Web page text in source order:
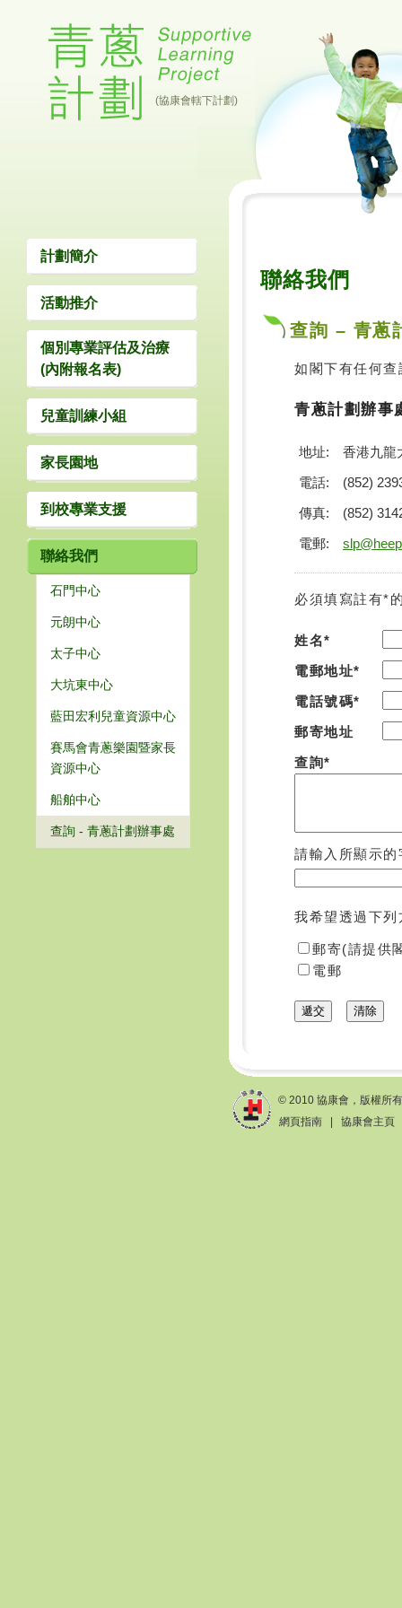
(協康會轄下計劃)
計劃簡介
活動推介
個別專業評估及治療
(內附報名表)
兒童訓練小組
家長園地
到校專業支援
聯絡我們
石門中心
元朗中心
太子中心
大坑東中心
藍田宏利兒童資源中心
賽馬會青蔥樂園暨家長
資源中心
船舶中心
查詢 - 青蔥計劃辦事處
聯絡我們
查詢 – 青蔥
如閣下有任何
青蔥計劃辦事
地址:
香港九龍
電話:
(852)
傳真:
(852)
電郵:
必須填寫註有*
姓名*
電郵地址*
電話號碼*
郵寄地址
查詢*
請輸入所顯示
我希望透過下
郵寄(請提供
電郵
© 2010 協康會，版權所
網頁指南
協康會主頁